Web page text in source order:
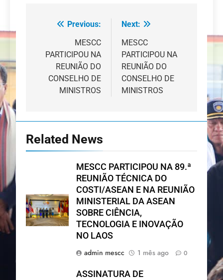
Navegação
artigos
Previous:
MESCC
PARTICIPOU NA
REUNIÃO DO
CONSELHO DE
MINISTROS
Next:
MESCC
PARTICIPOU NA
REUNIÃO DO
CONSELHO DE
MINISTROS
Related News
MESCC PARTICIPOU NA 89.ª
REUNIÃO TÉCNICA DO
COSTI/ASEAN E NA REUNIÃO
MINISTERIAL DA ASEAN
SOBRE CIÊNCIA,
TECNOLOGIA E INOVAÇÃO
NO LAOS
admin mescc
1 mês ago 0
ASSINATURA DE